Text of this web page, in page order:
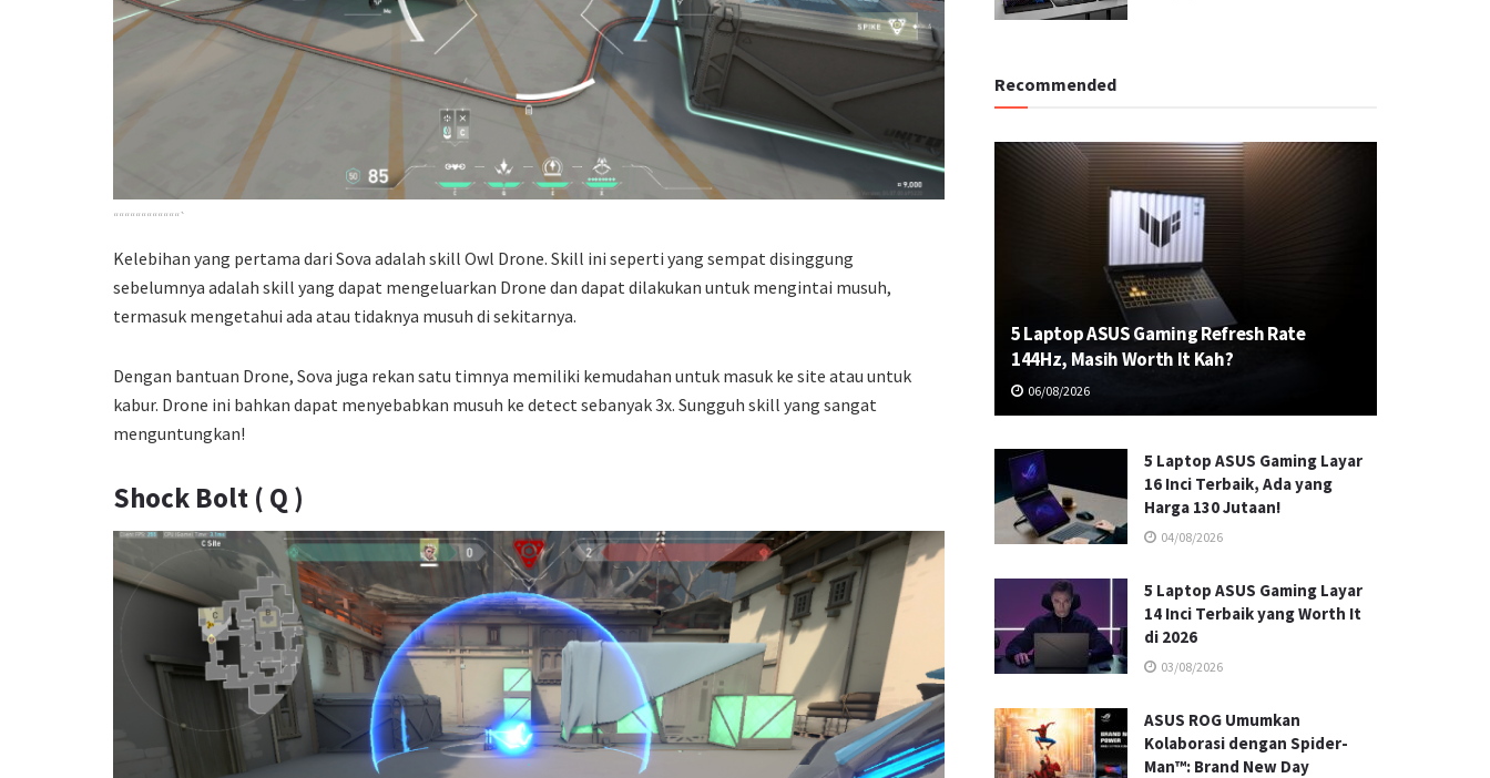
““““““““““““`
Kelebihan yang pertama dari Sova adalah skill Owl Drone. Skill ini seperti yang sempat disinggung
sebelumnya adalah skill yang dapat mengeluarkan Drone dan dapat dilakukan untuk mengintai musuh,
termasuk mengetahui ada atau tidaknya musuh di sekitarnya.
Dengan bantuan Drone, Sova juga rekan satu timnya memiliki kemudahan untuk masuk ke site atau untuk
kabur. Drone ini bahkan dapat menyebabkan musuh ke detect sebanyak 3x. Sungguh skill yang sangat
menguntungkan!
Shock Bolt ( Q )
Recommended
5 Laptop ASUS Gaming Refresh Rate
144Hz, Masih Worth It Kah?
06/08/2026
5 Laptop ASUS Gaming Layar
16 Inci Terbaik, Ada yang
Harga 130 Jutaan!
04/08/2026
5 Laptop ASUS Gaming Layar
14 Inci Terbaik yang Worth It
di 2026
03/08/2026
ASUS ROG Umumkan
Kolaborasi dengan Spider-
Man™: Brand New Day